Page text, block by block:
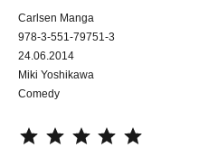
Carlsen Manga
978-3-551-79751-3
24.06.2014
Miki Yoshikawa
Comedy